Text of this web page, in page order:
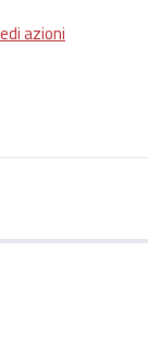
azioni